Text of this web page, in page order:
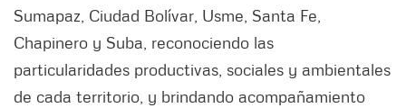
Sumapaz, Ciudad Bolívar, Usme, Santa Fe,
Chapinero y Suba, reconociendo las
particularidades productivas, sociales y ambientales
de cada territorio, y brindando acompañamiento